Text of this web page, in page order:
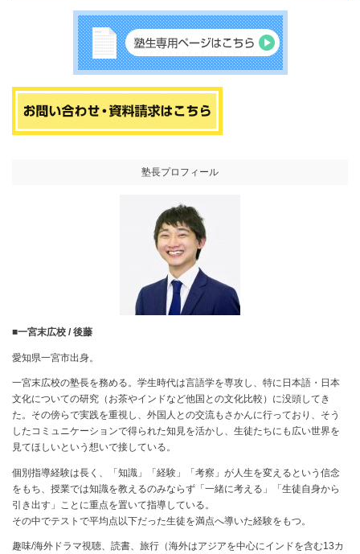
塾長プロフィール
■一宮末広校 / 後藤
愛知県一宮市出身。
一宮末広校の塾長を務める。学生時代は言語学を専攻し、特に日本語・日本
文化についての研究（お茶やインドなど他国との文化比較）に没頭してき
た。その傍らで実践を重視し、外国人との交流もさかんに行っており、そう
したコミュニケーションで得られた知見を活かし、生徒たちにも広い世界を
見てほしいという想いで接している。
個別指導経験は長く、「知識」「経験」「考察」が人生を変えるという信念
をもち、授業では知識を教えるのみならず「一緒に考える」「生徒自身から
引き出す」ことに重点を置いて指導している。
その中でテストで平均点以下だった生徒を満点へ導いた経験をもつ。
趣味/海外ドラマ視聴、読書、旅行（海外はアジアを中心にインドを含む13カ